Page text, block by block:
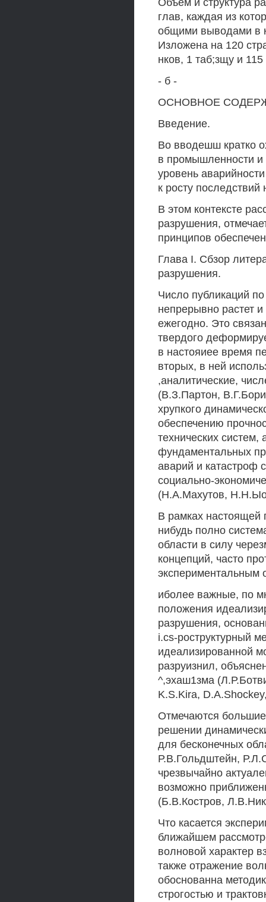
Объем и структура
глав, каждая из
общими выводами в
Изложена на 120
нков, 1 таб;зщу и
- б -
ОСНОВНОЕ
Введение.
Во вводешш кратко
в промышленности и
уровень
к росту
В этом контексте
разрушения,
принципов
Глава I. Сбзор
разрушения.
Число публикаций
непрерывно растет и
ежегодно. Это
твердого
в настояиее время
вторых, в ней
,аналитические,
(В.З.Партон,
хрупкого
обеспечению
технических систем,
фундаментальных
аварий и катастроф
социально-
(Н.А.Махутов,
В рамках настоящей
нибудь полно
области в силу
концепций, часто
экспериментальным
иболее важные, по
положения
разрушения,
i.cs-роструктурный
идеализированной
разруизнил,
^,эхаш1зма
K.S.Kira,
Отмечаются
решении
для бесконечных
Р.В.Гольдштейн,
чрезвычайно
возможно
(Б.В.Костров,
Что касается
ближайшем
волновой характер
также отражение
обоснованна
строгостью и